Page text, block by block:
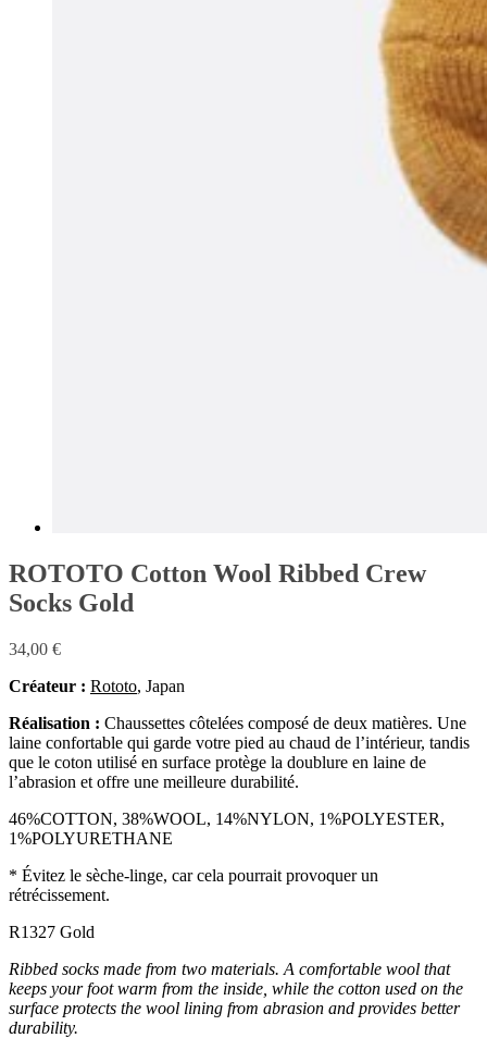
ROTOTO Cotton Wool Ribbed Crew
Socks Gold
34,00 €
Créateur : Rototo, Japan
Réalisation : Chaussettes côtelées composé de deux matières. Une
laine confortable qui garde votre pied au chaud de l’intérieur, tandis
que le coton utilisé en surface protège la doublure en laine de
l’abrasion et offre une meilleure durabilité.
46%COTTON, 38%WOOL, 14%NYLON, 1%POLYESTER,
1%POLYURETHANE
* Évitez le sèche-linge, car cela pourrait provoquer un
rétrécissement.
R1327 Gold
Ribbed socks made from two materials. A comfortable wool that
keeps your foot warm from the inside, while the cotton used on the
surface protects the wool lining from abrasion and provides better
durability.